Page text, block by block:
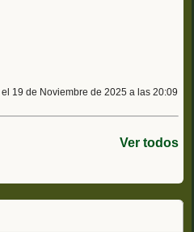
el 19 de Noviembre de 2025 a las 20:09
Ver todos